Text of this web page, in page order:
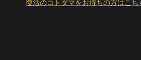
復活のコトダマをお持ちの方はこち